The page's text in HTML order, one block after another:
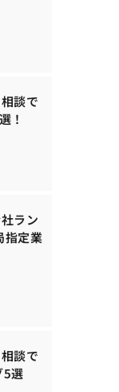
談で
！
ラン
指定業
談で
5選